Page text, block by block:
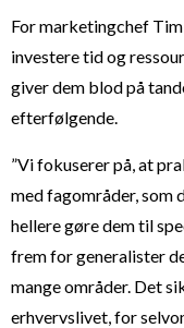
For marketingchef
investere tid og
giver dem blod på
efterfølgende.
”Vi fokuserer på, at
med fagområder, som
hellere gøre dem til
frem for generalister
mange områder. Det
erhvervslivet, for